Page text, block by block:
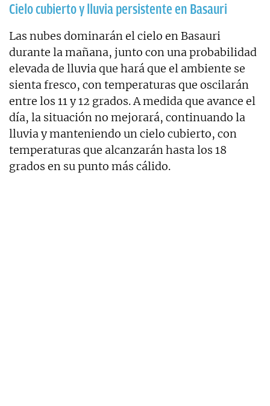
Cielo cubierto y lluvia persistente en Basauri
Las nubes dominarán el cielo en Basauri
durante la mañana, junto con una probabilidad
elevada de lluvia que hará que el ambiente se
sienta fresco, con temperaturas que oscilarán
entre los 11 y 12 grados. A medida que avance el
día, la situación no mejorará, continuando la
lluvia y manteniendo un cielo cubierto, con
temperaturas que alcanzarán hasta los 18
grados en su punto más cálido.